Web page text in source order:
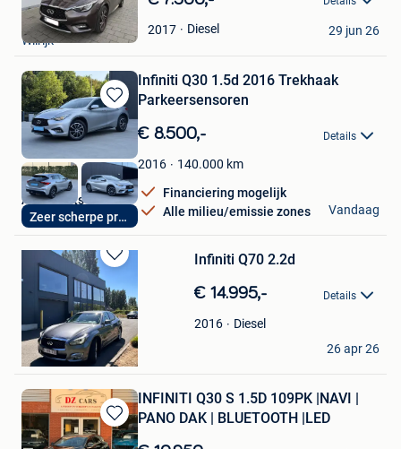
in
Mijn
Favorieten
2017 Diesel
Rani Miller
Wilrijk
29 jun 26
Bewaren
in
Mijn
Favorieten
Zeer scherpe prijs
Infiniti Q30 1.5d 2016 Trekhaak
Parkeersensoren
€ 8.500,- Details
2016 140.000 km
Financiering mogelijk
Alle milieu/emissie zones
Autoplaats
Wevelgem
Vandaag
Bewaren
in
Mijn
Favorieten
Infiniti Q70 2.2d
€ 14.995,- Details
2016
Diesel
Midas Baysal
Edegem
26 apr 26
Bewaren
in
INFINITI Q30 S 1.5D 109PK |NAVI |
PANO DAK | BLUETOOTH |LED